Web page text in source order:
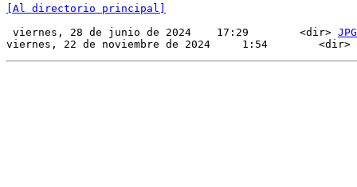
[Al directorio principal]
viernes, 28 de junio de 2024    17:29        <dir> JPG
viernes, 22 de noviembre de 2024     1:54        <dir>